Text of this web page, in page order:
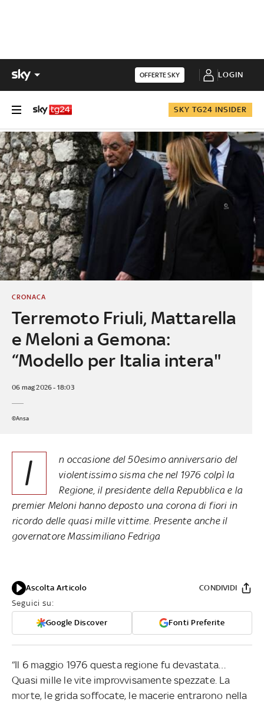
OFFERTE SKY LOGIN
SKY TG24 INSIDER
Terremoto Friuli, Mattarella
e Meloni a Gemona:
“Modello per Italia intera"
CRONACA
06 mag 2026 - 18:03
©Ansa
I
n occasione del 50esimo anniversario del
violentissimo sisma che nel 1976 colpì la
Regione, il presidente della Repubblica e la
premier Meloni hanno deposto una corona di fiori in
ricordo delle quasi mille vittime. Presente anche il
governatore Massimiliano Fedriga
Ascolta Articolo
Seguici su:
Google Discover Fonti Preferite
CONDIVIDI
“Il 6 maggio 1976 questa regione fu devastata…
Quasi mille le vite improvvisamente spezzate. La
morte, le grida soffocate, le macerie entrarono nella